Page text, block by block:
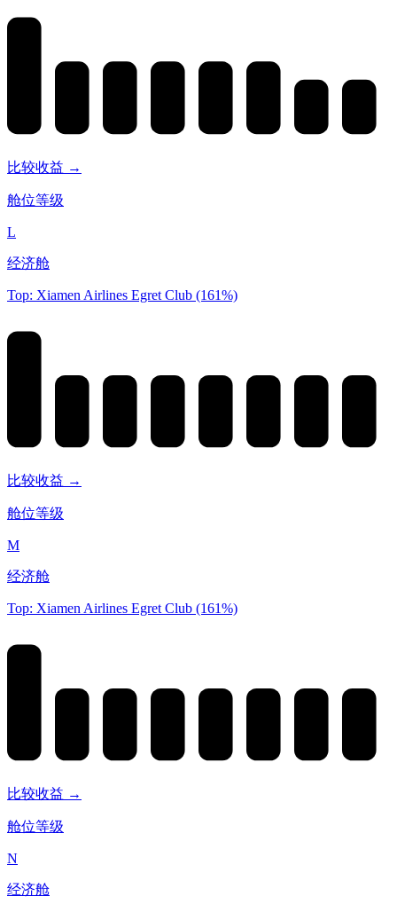
比较收益 →
舱位等级
L
经济舱
Top: Xiamen Airlines Egret Club (161%)
比较收益 →
舱位等级
M
经济舱
Top: Xiamen Airlines Egret Club (161%)
比较收益 →
舱位等级
N
经济舱